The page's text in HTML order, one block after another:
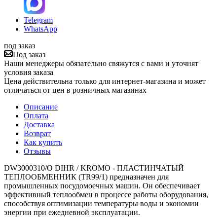
Telegram
WhatsApp
под заказ
Под заказ
Наши менеджеры обязательно свяжутся с вами и уточнят
условия заказа
Цена действительна только для интернет-магазина и может
отличаться от цен в розничных магазинах
Описание
Оплата
Доставка
Возврат
Как купить
Отзывы
DW3000310/O DIHR / KROMO - ПЛАСТИНЧАТЫЙ
ТЕПЛООБМЕННИК (TR99/1) предназначен для
промышленных посудомоечных машин. Он обеспечивает
эффективный теплообмен в процессе работы оборудования,
способствуя оптимизации температуры воды и экономии
энергии при ежедневной эксплуатации.